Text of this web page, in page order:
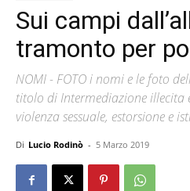
Sui campi
tramonto per
NOMI - FOTO i nomi e le foto
titolo di Intermediazione illecita
violenza sessuale, estorsione e
Di Lucio Rodinò - 5 Marzo 2019